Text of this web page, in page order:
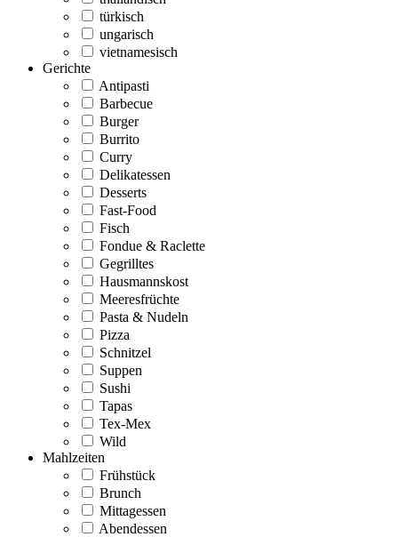
türkisch
ungarisch
vietnamesisch
Gerichte
Antipasti
Barbecue
Burger
Burrito
Curry
Delikatessen
Desserts
Fast-Food
Fisch
Fondue & Raclette
Gegrilltes
Hausmannskost
Meeresfrüchte
Pasta & Nudeln
Pizza
Schnitzel
Suppen
Sushi
Tapas
Tex-Mex
Wild
Mahlzeiten
Frühstück
Brunch
Mittagessen
Abendessen